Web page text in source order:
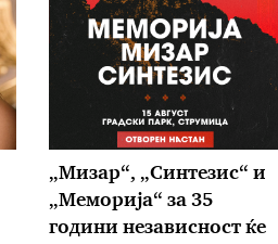
„Мизар“, „Синтезис“ и
„Меморија“ за 35
години независност ќе